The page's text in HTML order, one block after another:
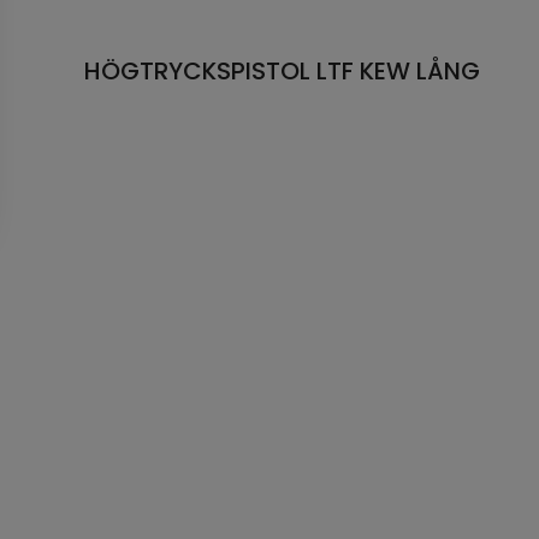
HÖGTRYCKSPISTOL LTF KEW LÅNG